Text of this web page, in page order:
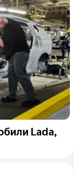
Lada,